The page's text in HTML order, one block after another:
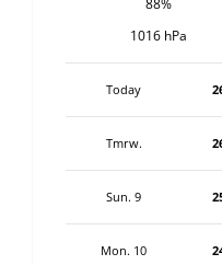
88%
1016 hPa
Today
Tmrw.
Sun. 9
Mon. 10